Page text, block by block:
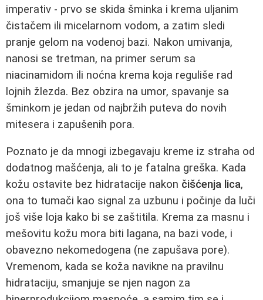
imperativ - prvo se skida šminka i krema uljanim
čistačem ili micelarnom vodom, a zatim sledi
pranje gelom na vodenoj bazi. Nakon umivanja,
nanosi se tretman, na primer serum sa
niacinamidom ili noćna krema koja reguliše rad
lojnih žlezda. Bez obzira na umor, spavanje sa
šminkom je jedan od najbržih puteva do novih
mitesera i zapušenih pora.
Poznato je da mnogi izbegavaju kreme iz straha od
dodatnog mašćenja, ali to je fatalna greška. Kada
kožu ostavite bez hidratacije nakon čišćenja lica,
ona to tumači kao signal za uzbunu i počinje da luči
još više loja kako bi se zaštitila. Krema za masnu i
mešovitu kožu mora biti lagana, na bazi vode, i
obavezno nekomedogena (ne zapušava pore).
Vremenom, kada se koža navikne na pravilnu
hidrataciju, smanjuje se njen nagon za